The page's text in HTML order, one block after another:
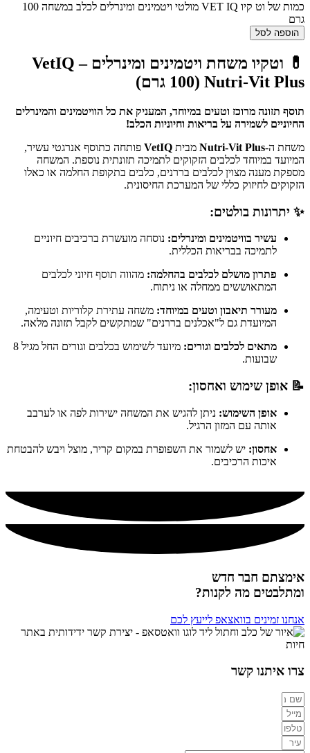
כמות של וט קיו VET IQ מולטי ויטמינים ומינרלים לכלב במשחה 100
גרם
הוספה לסל
💊 וטקיו משחת ויטמינים ומינרלים – VetIQ
Nutri-Vit Plus (100 גרם)
תוסף תזונה מרוכז וטעים במיוחד, המעניק את כל הוויטמינים והמינרלים
החיוניים לשמירה על בריאות וחיוניות הכלב!
משחת ה-Nutri-Vit Plus מבית VetIQ פותחה כתוסף אנרגטי עשיר,
המיועד במיוחד לכלבים הזקוקים לתמיכה תזונתית נוספת. המשחה
מספקת מענה מצוין לכלבים בררנים, כלבים בתקופת החלמה או כאלו
הזקוקים לחיזוק כללי של המערכת החיסונית.
✨ יתרונות בולטים:
עשיר בוויטמינים ומינרלים: נוסחה מועשרת ברכיבים חיוניים
לתמיכה בבריאות הכללית.
פתרון מושלם לכלבים בהחלמה: מהווה תוסף חיוני לכלבים
המתאוששים ממחלה או ניתוח.
מעורר תיאבון וטעים במיוחד: משחה עתירת קלוריות וטעימה,
המיועדת גם ל"אכלנים בררנים" שמתקשים לקבל תזונה מלאה.
מתאים לכלבים וגורים:
מיועד לשימוש בכלבים וגורים החל מגיל 8
שבועות.
📝 אופן שימוש ואחסון:
אופן השימוש: ניתן להגיש את המשחה ישירות לפה או לערבב
אותה עם המזון הרגיל.
אחסון: יש לשמור את השפופרת במקום קריר, מוצל ויבש להבטחת
איכות הרכיבים.
אימצתם חבר חדש
ומתלבטים מה לקנות?
אנחנו זמינים בוואצאפ לייעץ לכם
צרו איתנו קשר